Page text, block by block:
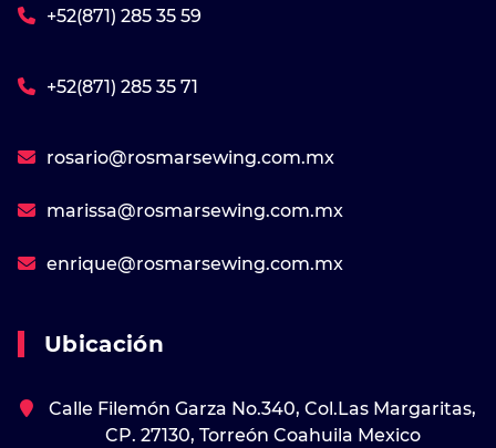
+52(871) 285 35 59
+52(871) 285 35 71
rosario@rosmarsewing.com.mx
marissa@rosmarsewing.com.mx
enrique@rosmarsewing.com.mx
Ubicación
Calle Filemón Garza No.340, Col.Las Margaritas,
CP. 27130, Torreón Coahuila Mexico